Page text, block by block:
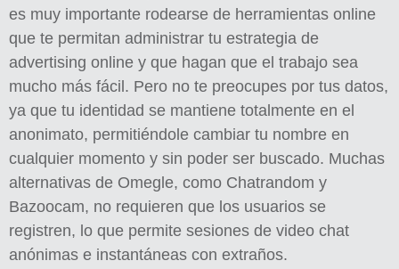
es muy importante rodearse de herramientas online
que te permitan administrar tu estrategia de
advertising online y que hagan que el trabajo sea
mucho más fácil. Pero no te preocupes por tus datos,
ya que tu identidad se mantiene totalmente en el
anonimato, permitiéndole cambiar tu nombre en
cualquier momento y sin poder ser buscado. Muchas
alternativas de Omegle, como Chatrandom y
Bazoocam, no requieren que los usuarios se
registren, lo que permite sesiones de video chat
anónimas e instantáneas con extraños.